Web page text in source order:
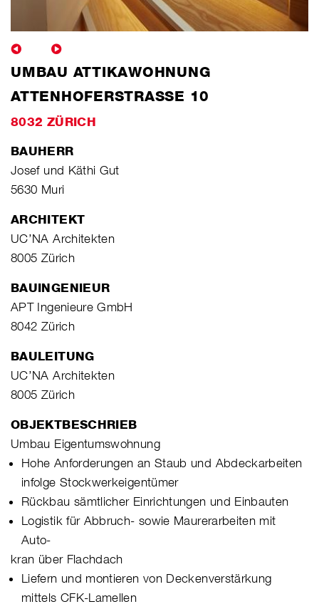
UMBAU ATTIKAWOHNUNG
ATTENHOFERSTRASSE 10
8032 ZÜRICH
BAUHERR
Josef und Käthi Gut
5630 Muri
ARCHITEKT
UC’NA Architekten
8005 Zürich
BAUINGENIEUR
APT Ingenieure GmbH
8042 Zürich
BAULEITUNG
UC’NA Architekten
8005 Zürich
OBJEKTBESCHRIEB
Umbau Eigentumswohnung
Hohe Anforderungen an Staub und Abdeckarbeiten
infolge Stockwerkeigentümer
Rückbau sämtlicher Einrichtungen und Einbauten
Logistik für Abbruch- sowie Maurerarbeiten mit
Auto-
kran über Flachdach
Liefern und montieren von Deckenverstärkung
mittels CFK-Lamellen